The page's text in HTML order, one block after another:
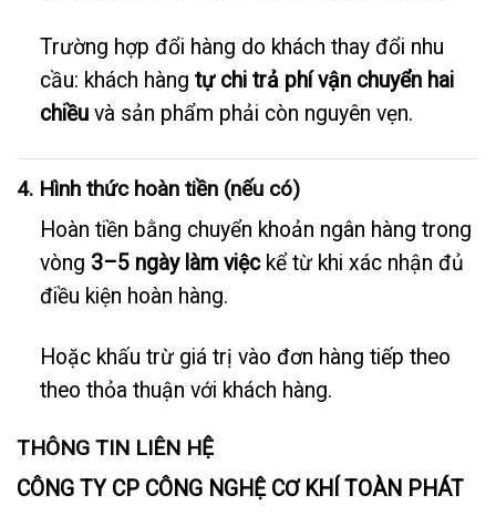
Trường hợp đổi hàng do khách thay đổi nhu
cầu: khách hàng tự chi trả phí vận chuyển hai
chiềuvà sản phẩm phải còn nguyên vẹn.
4. Hình thức hoàn tiền (nếu có)
Hoàn tiền bằng chuyển khoản ngân hàng trong
vòng 3–5 ngày làm việckể từ khi xác nhận đủ
điều kiện hoàn hàng.
Hoặc khấu trừ giá trị vào đơn hàng tiếp theo
theo thỏa thuận với khách hàng.
THÔNG TIN LIÊN HỆ
CÔNG TY CP CÔNG NGHỆ CƠ KHÍ TOÀN PHÁT